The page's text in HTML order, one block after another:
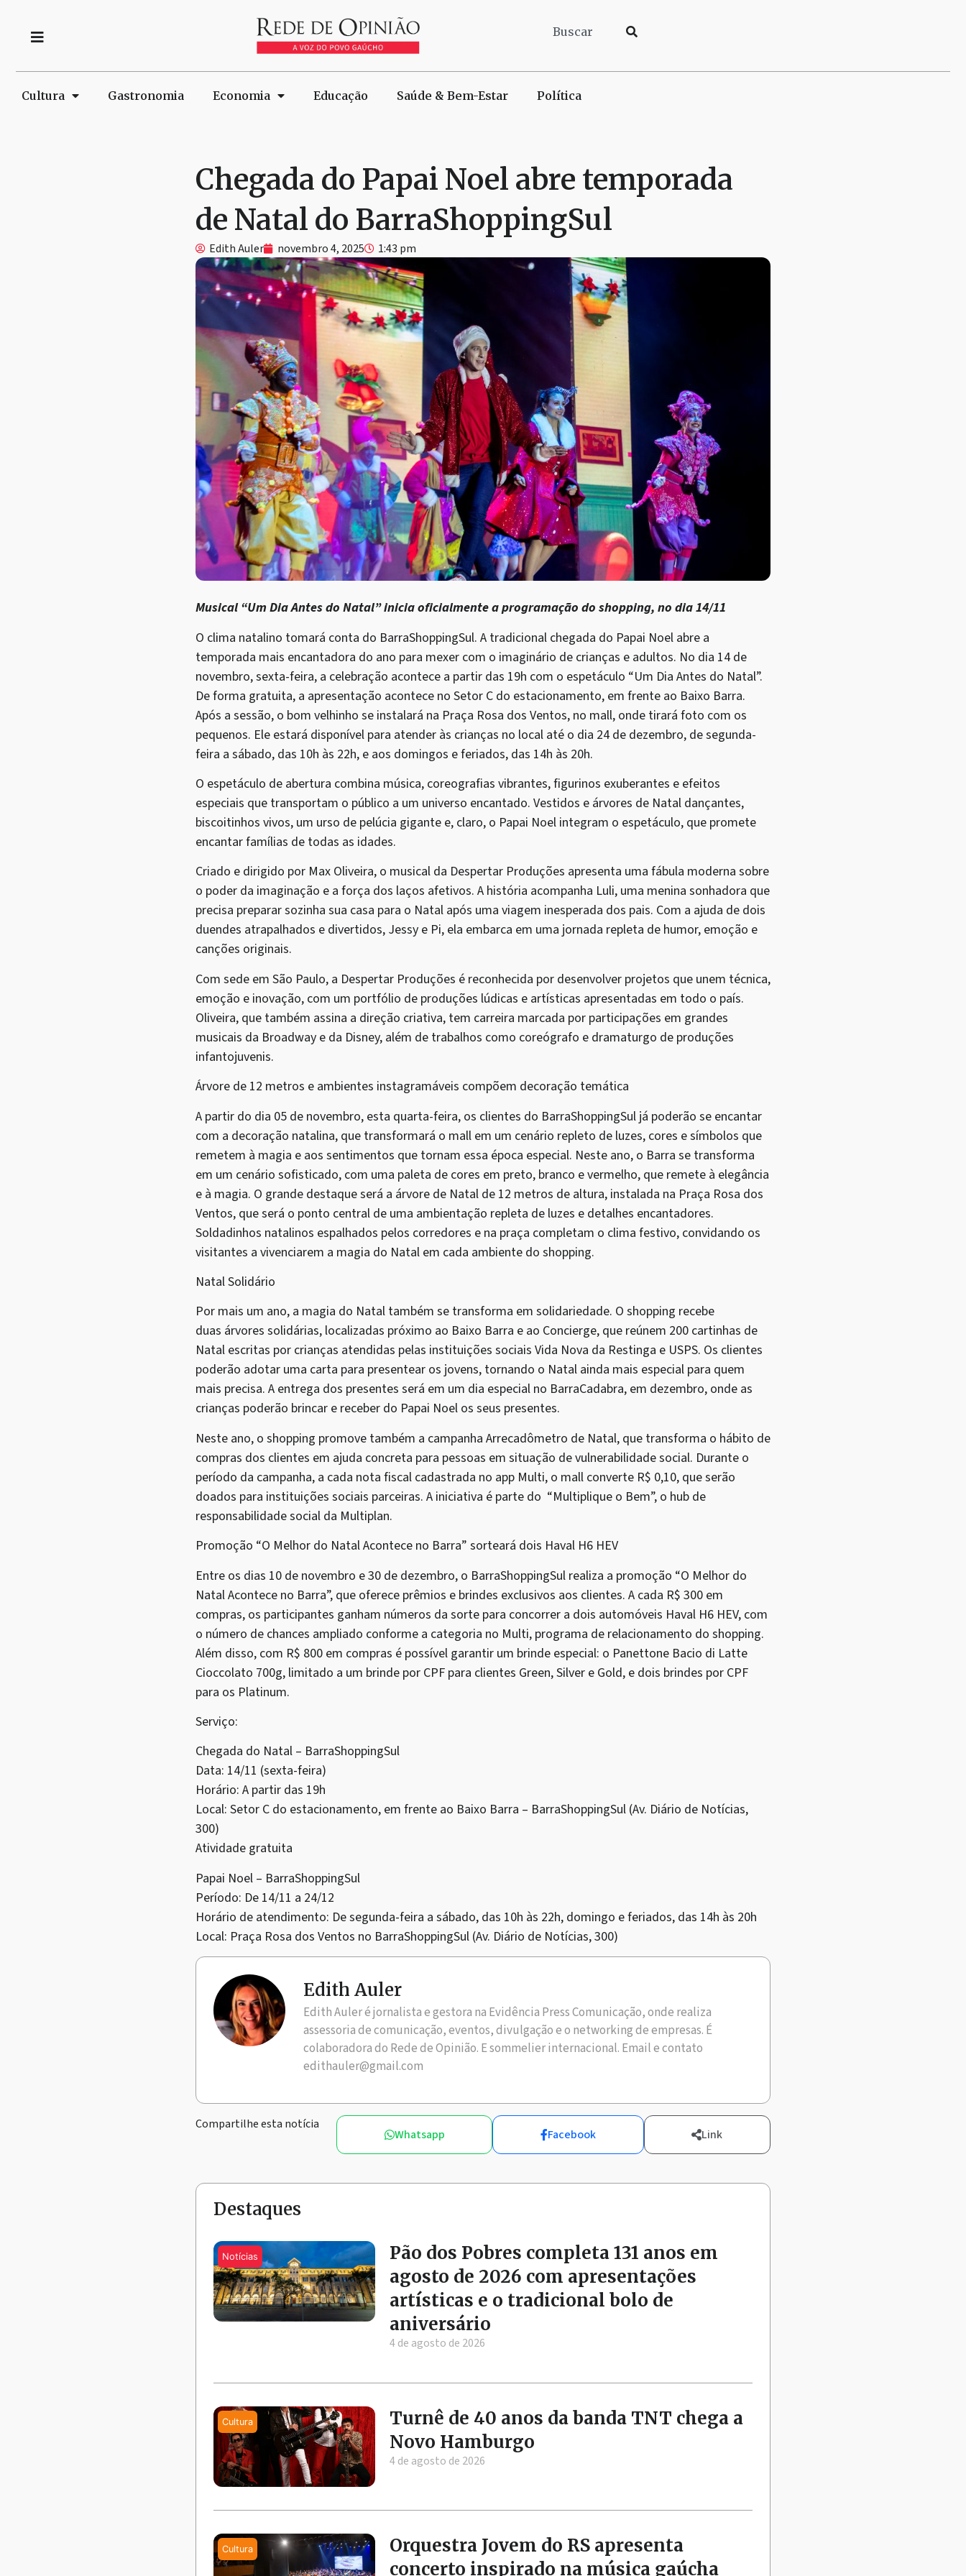
Cultura Gastronomia Economia Educação Saúde & Bem-Estar Política
Chegada do Papai Noel abre temporada
de Natal do BarraShoppingSul
Edith Auler novembro 4, 2025 1:43 pm
Musical “Um Dia Antes do Natal” inicia oficialmente a programação do shopping, no dia 14/11
O clima natalino tomará conta do BarraShoppingSul. A tradicional chegada do Papai Noel abre a
temporada mais encantadora do ano para mexer com o imaginário de crianças e adultos. No dia 14 de
novembro, sexta-feira, a celebração acontece a partir das 19h com o espetáculo “Um Dia Antes do Natal”.
De forma gratuita, a apresentação acontece no Setor C do estacionamento, em frente ao Baixo Barra.
Após a sessão, o bom velhinho se instalará na Praça Rosa dos Ventos, no mall, onde tirará foto com os
pequenos. Ele estará disponível para atender às crianças no local até o dia 24 de dezembro, de segunda-
feira a sábado, das 10h às 22h, e aos domingos e feriados, das 14h às 20h.
O espetáculo de abertura combina música, coreografias vibrantes, figurinos exuberantes e efeitos
especiais que transportam o público a um universo encantado. Vestidos e árvores de Natal dançantes,
biscoitinhos vivos, um urso de pelúcia gigante e, claro, o Papai Noel integram o espetáculo, que promete
encantar famílias de todas as idades.
Criado e dirigido por Max Oliveira, o musical da Despertar Produções apresenta uma fábula moderna sobre
o poder da imaginação e a força dos laços afetivos. A história acompanha Luli, uma menina sonhadora que
precisa preparar sozinha sua casa para o Natal após uma viagem inesperada dos pais. Com a ajuda de dois
duendes atrapalhados e divertidos, Jessy e Pi, ela embarca em uma jornada repleta de humor, emoção e
canções originais.
Com sede em São Paulo, a Despertar Produções é reconhecida por desenvolver projetos que unem técnica,
emoção e inovação, com um portfólio de produções lúdicas e artísticas apresentadas em todo o país.
Oliveira, que também assina a direção criativa, tem carreira marcada por participações em grandes
musicais da Broadway e da Disney, além de trabalhos como coreógrafo e dramaturgo de produções
infantojuvenis.
Árvore de 12 metros e ambientes instagramáveis compõem decoração temática
A partir do dia 05 de novembro, esta quarta-feira, os clientes do BarraShoppingSul já poderão se encantar
com a decoração natalina, que transformará o mall em um cenário repleto de luzes, cores e símbolos que
remetem à magia e aos sentimentos que tornam essa época especial. Neste ano, o Barra se transforma
em um cenário sofisticado, com uma paleta de cores em preto, branco e vermelho, que remete à elegância
e à magia. O grande destaque será a árvore de Natal de 12 metros de altura, instalada na Praça Rosa dos
Ventos, que será o ponto central de uma ambientação repleta de luzes e detalhes encantadores.
Soldadinhos natalinos espalhados pelos corredores e na praça completam o clima festivo, convidando os
visitantes a vivenciarem a magia do Natal em cada ambiente do shopping.
Natal Solidário
Por mais um ano, a magia do Natal também se transforma em solidariedade. O shopping recebe
duas árvores solidárias, localizadas próximo ao Baixo Barra e ao Concierge, que reúnem 200 cartinhas de
Natal escritas por crianças atendidas pelas instituições sociais Vida Nova da Restinga e USPS. Os clientes
poderão adotar uma carta para presentear os jovens, tornando o Natal ainda mais especial para quem
mais precisa. A entrega dos presentes será em um dia especial no BarraCadabra, em dezembro, onde as
crianças poderão brincar e receber do Papai Noel os seus presentes.
Neste ano, o shopping promove também a campanha Arrecadômetro de Natal, que transforma o hábito de
compras dos clientes em ajuda concreta para pessoas em situação de vulnerabilidade social. Durante o
período da campanha, a cada nota fiscal cadastrada no app Multi, o mall converte R$ 0,10, que serão
doados para instituições sociais parceiras. A iniciativa é parte do “Multiplique o Bem”, o hub de
responsabilidade social da Multiplan.
Promoção “O Melhor do Natal Acontece no Barra” sorteará dois Haval H6 HEV
Entre os dias 10 de novembro e 30 de dezembro, o BarraShoppingSul realiza a promoção “O Melhor do
Natal Acontece no Barra”, que oferece prêmios e brindes exclusivos aos clientes. A cada R$ 300 em
compras, os participantes ganham números da sorte para concorrer a dois automóveis Haval H6 HEV, com
o número de chances ampliado conforme a categoria no Multi, programa de relacionamento do shopping.
Além disso, com R$ 800 em compras é possível garantir um brinde especial: o Panettone Bacio di Latte
Cioccolato 700g, limitado a um brinde por CPF para clientes Green, Silver e Gold, e dois brindes por CPF
para os Platinum.
Serviço:
Chegada do Natal – BarraShoppingSul
Data: 14/11 (sexta-feira)
Horário: A partir das 19h
Local: Setor C do estacionamento, em frente ao Baixo Barra – BarraShoppingSul (Av. Diário de Notícias,
300)
Atividade gratuita
Papai Noel – BarraShoppingSul
Período: De 14/11 a 24/12
Horário de atendimento: De segunda-feira a sábado, das 10h às 22h, domingo e feriados, das 14h às 20h
Local: Praça Rosa dos Ventos no BarraShoppingSul (Av. Diário de Notícias, 300)
Edith Auler
Edith Auler é jornalista e gestora na Evidência Press Comunicação, onde realiza
assessoria de comunicação, eventos, divulgação e o networking de empresas. É
colaboradora do Rede de Opinião. E sommelier internacional. Email e contato
edithauler@gmail.com
Compartilhe esta notícia
Whatsapp Facebook Link
Destaques
Pão dos Pobres completa 131 anos em
agosto de 2026 com apresentações
artísticas e o tradicional bolo de
aniversário
4 de agosto de 2026
Turnê de 40 anos da banda TNT chega a
Novo Hamburgo
4 de agosto de 2026
Orquestra Jovem do RS apresenta
concerto inspirado na música gaúcha